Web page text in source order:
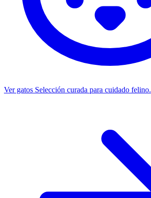
Ver gatos Selección curada para cuidado felino.